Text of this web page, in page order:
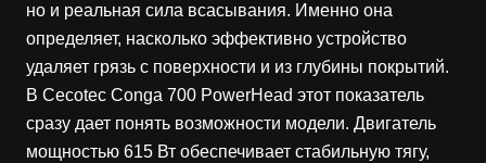
но и реальная сила всасывания. Именно она
определяет, насколько эффективно устройство
удаляет грязь с поверхности и из глубины покрытий.
В Cecotec Conga 700 PowerHead этот показатель
сразу дает понять возможности модели. Двигатель
мощностью 615 Вт обеспечивает стабильную тягу,